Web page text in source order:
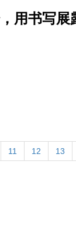
用书写展
11 12 13